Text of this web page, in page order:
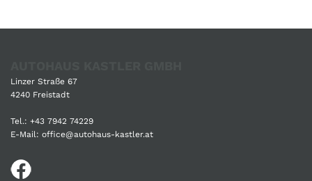
Linzer Straße 67
4240 Freistadt
Tel.: +43 7942 74229
E-Mail: office@autohaus-kastler.at